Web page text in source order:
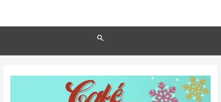
Buscar